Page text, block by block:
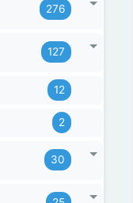
276
127
12
2
30